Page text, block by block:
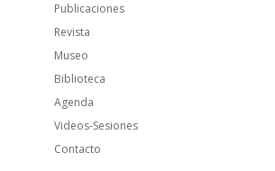
Publicaciones
Revista
Museo
Biblioteca
Agenda
Videos-Sesiones
Contacto